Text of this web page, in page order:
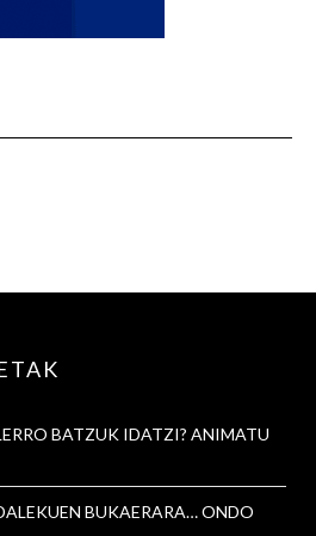
BATZUK IDATZI? ANIMATU
BUKAERARA… ONDO